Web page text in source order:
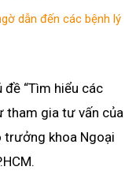
dẫn đến các bệnh lý
“Tìm hiểu các
tham gia tư vấn của
trưởng khoa Ngoại